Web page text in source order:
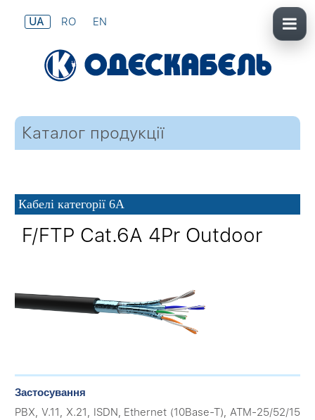
UA RO EN
Каталог продукції
Кабелі категорії 6A
F/FTP Cat.6A 4Pr Outdoor
Застосування
PBX, V.11, X.21, ISDN, Ethernet (10Base-T), ATM-25/52/15